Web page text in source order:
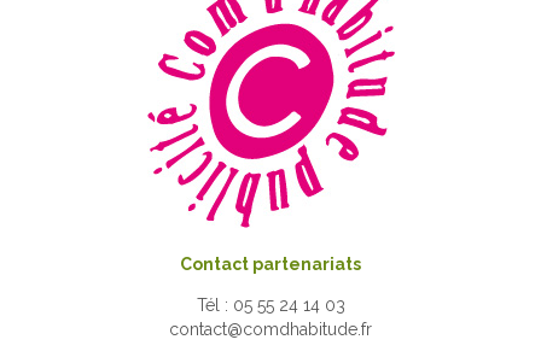
Contact partenariats
Tél : 05 55 24 14 03
contact@comdhabitude.fr